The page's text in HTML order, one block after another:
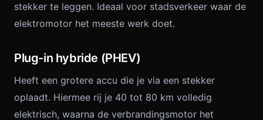
stekker te leggen. Ideaal voor stadsverkeer waar de
elektromotor het meeste werk doet.
Plug-in hybride (PHEV)
Heeft een grotere accu die je via een stekker
oplaadt. Hiermee rij je 40 tot 80 km volledig
elektrisch, waarna de verbrandingsmotor het